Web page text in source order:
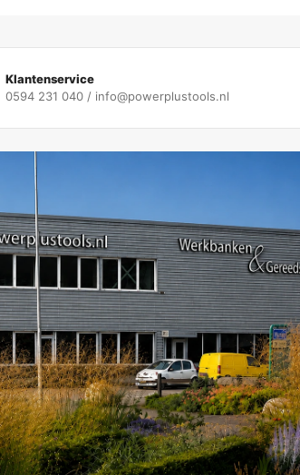
Klantenservice
0594 231 040 / info@powerplustools.nl